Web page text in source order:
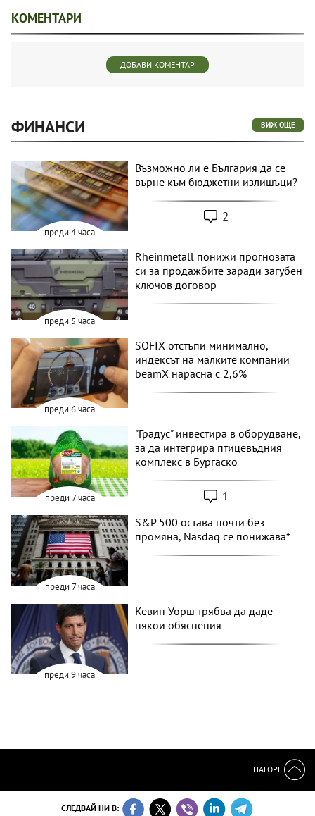
КОМЕНТАРИ
ДОБАВИ КОМЕНТАР
ФИНАНСИ ВИЖ ОЩЕ
преди 4 часа
Възможно ли е България да се
върне към бюджетни излишъци?
2
преди 5 часа
Rheinmetall понижи прогнозата
си за продажбите заради загубен
ключов договор
преди 6 часа
SOFIX отстъпи минимално,
индексът на малките компании
beamX нарасна с 2,6%
преди 7 часа
"Градус" инвестира в оборудване,
за да интегрира птицевъдния
комплекс в Бургаско
1
преди 7 часа
S&P 500 остава почти без
промяна, Nasdaq се понижава*
преди 9 часа
Кевин Уорш трябва да даде
някои обяснения
НАГОРЕ
СЛЕДВАЙ НИ В: